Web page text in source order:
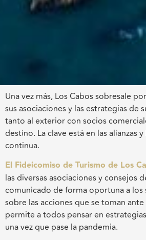
Una vez más, Los Cabos sobresale
sus asociaciones y las estrategias de
tanto al exterior con socios
destino. La clave está en las alianzas
continua.
El Fideicomiso de Turismo de Los
las diversas asociaciones y consejos
comunicado de forma oportuna a los
sobre las acciones que se toman
permite a todos pensar en
una vez que pase la pandemia.